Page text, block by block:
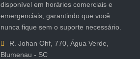
disponível em horários comerciais e
emergenciais, garantindo que você
nunca fique sem o suporte necessário.
R. Johan Ohf, 770, Água Verde,
Blumenau - SC